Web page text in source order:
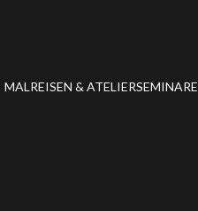
MALREISEN & ATELIERSEMINARE